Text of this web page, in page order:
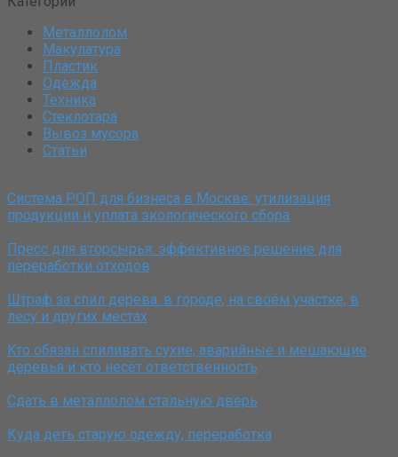
Металлолом
Макулатура
Пластик
Одежда
Техника
Стеклотара
Вывоз мусора
Статьи
Система РОП для бизнеса в Москве: утилизация
продукции и уплата экологического сбора
Пресс для вторсырья: эффективное решение для
переработки отходов
Штраф за спил дерева: в городе, на своём участке, в
лесу и других местах
Кто обязан спиливать сухие, аварийные и мешающие
деревья и кто несёт ответственность
Сдать в металлолом стальную дверь
Куда деть старую одежду, переработка